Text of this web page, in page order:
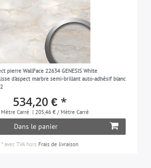
pierre WallFace 22634 GENESIS White
d'aspect marbre semi-brillant auto-adhésif blanc
534,20 € *
Mètre Carré | 205,46 € / Mètre Carré
Dans le panier
*avec TVAhors Frais de livraison